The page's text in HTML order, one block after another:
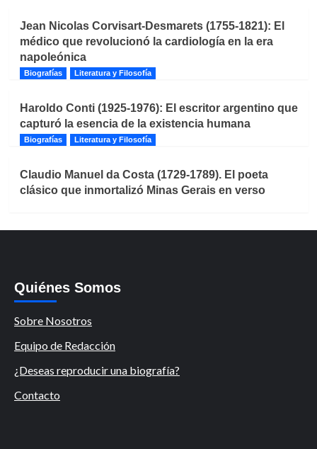
Jean Nicolas Corvisart-Desmarets (1755-1821): El
médico que revolucionó la cardiología en la era
napoleónica
Biografías Literatura y Filosofía
Haroldo Conti (1925-1976): El escritor argentino que
capturó la esencia de la existencia humana
Biografías Literatura y Filosofía
Claudio Manuel da Costa (1729-1789). El poeta
clásico que inmortalizó Minas Gerais en verso
Quiénes Somos
Sobre Nosotros
Equipo de Redacción
¿Deseas reproducir una biografía?
Contacto